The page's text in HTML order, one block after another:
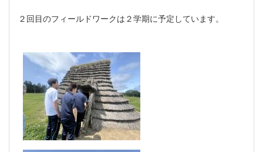
２回目のフィールドワークは２学期に予定しています。